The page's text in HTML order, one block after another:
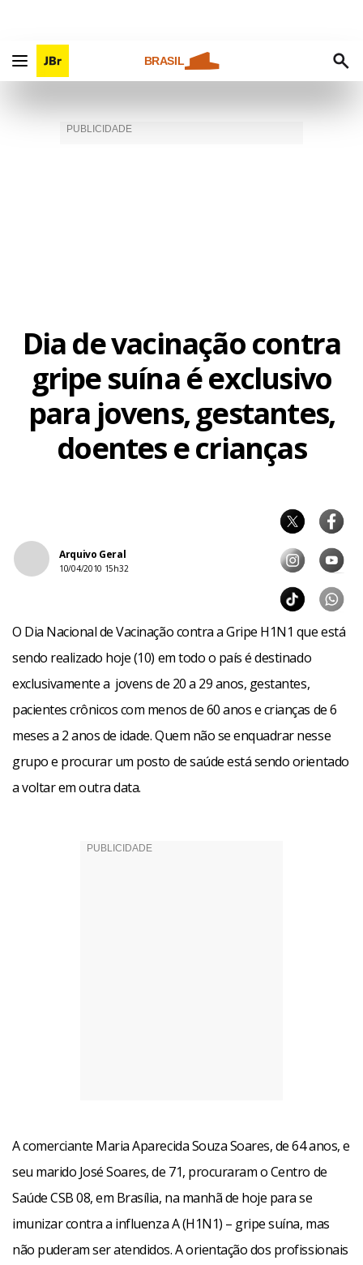
BRASIL
Dia de vacinação contra
gripe suína é exclusivo
para jovens, gestantes,
doentes e crianças
Arquivo Geral
10/04/2010 15h32
O Dia Nacional de Vacinação contra a Gripe H1N1 que está
sendo realizado hoje (10) em todo o país é destinado
exclusivamente a jovens de 20 a 29 anos, gestantes,
pacientes crônicos com menos de 60 anos e crianças de 6
meses a 2 anos de idade. Quem não se enquadrar nesse
grupo e procurar um posto de saúde está sendo orientado
a voltar em outra data.
A comerciante Maria Aparecida Souza Soares, de 64 anos, e
seu marido José Soares, de 71, procuraram o Centro de
Saúde CSB 08, em Brasília, na manhã de hoje para se
imunizar contra a influenza A (H1N1) – gripe suína, mas
não puderam ser atendidos. A orientação dos profissionais